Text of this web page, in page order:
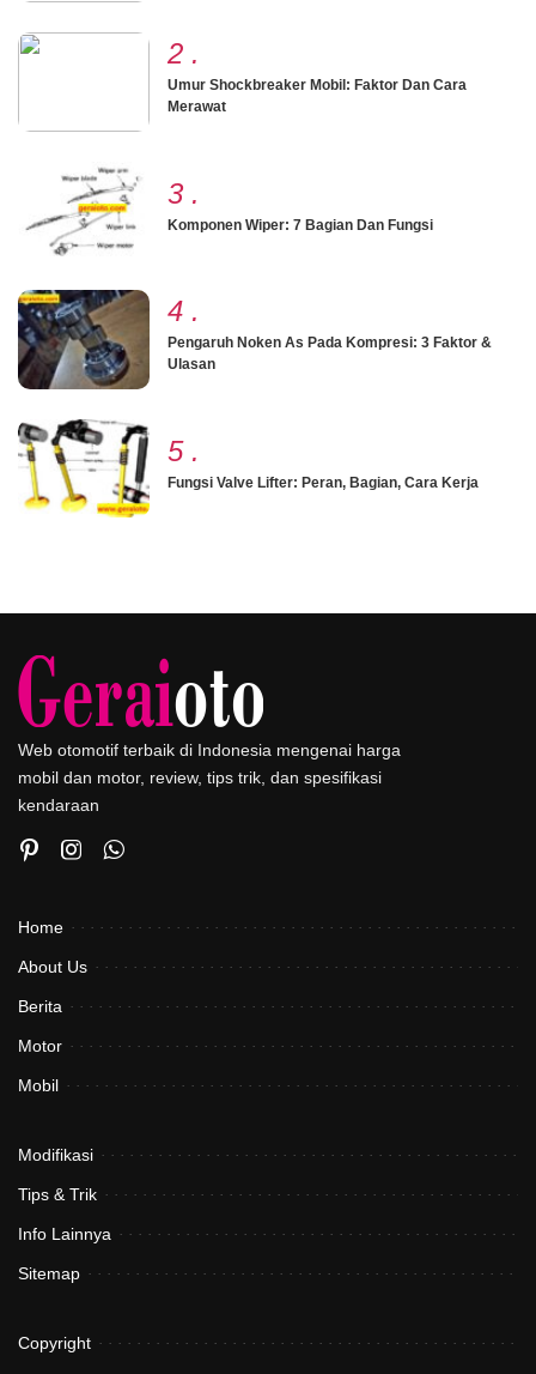
2 .
Umur Shockbreaker Mobil: Faktor Dan Cara
Merawat
3 .
Komponen Wiper: 7 Bagian Dan Fungsi
4 .
Pengaruh Noken As Pada Kompresi: 3 Faktor &
Ulasan
5 .
Fungsi Valve Lifter: Peran, Bagian, Cara Kerja
Web otomotif terbaik di Indonesia mengenai harga
mobil dan motor, review, tips trik, dan spesifikasi
kendaraan
Home
About Us
Berita
Motor
Mobil
Modifikasi
Tips & Trik
Info Lainnya
Sitemap
Copyright